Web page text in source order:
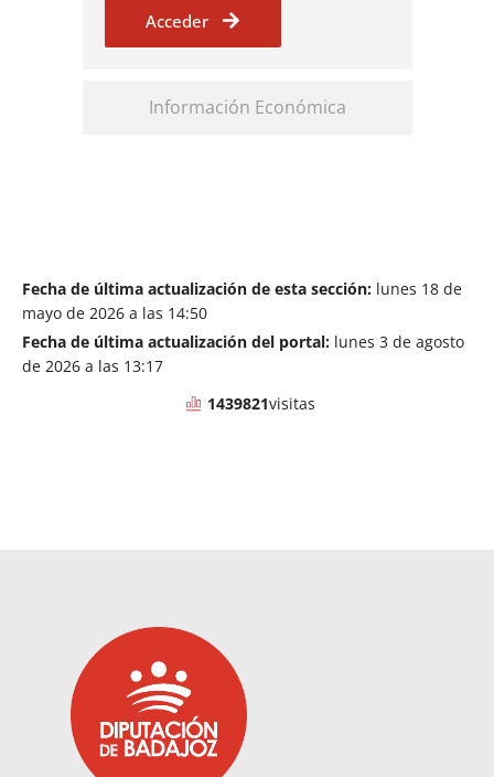
Información Económica
Acceder
Fecha de última actualización de esta sección: lunes 18 de
mayo de 2026 a las 14:50
Fecha de última actualización del portal: lunes 3 de agosto
de 2026 a las 13:17
1439821visitas